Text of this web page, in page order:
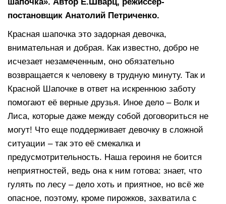
постановщик Анатолий Петриченко.
Красная шапочка это задорная девочка,
внимательная и добрая. Как известно, добро не
исчезает незамеченным, оно обязательно
возвращается к человеку в трудную минуту. Так и
Красной Шапочке в ответ на искреннюю заботу
помогают её верные друзья. Иное дело – Волк и
Лиса, которые даже между собой договориться не
могут! Что еще поддерживает девочку в сложной
ситуации – так это её смекалка и
предусмотрительность. Наша героиня не боится
неприятностей, ведь она к ним готова: знает, что
гулять по лесу – дело хоть и приятное, но всё же
опасное, поэтому, кроме пирожков, захватила с